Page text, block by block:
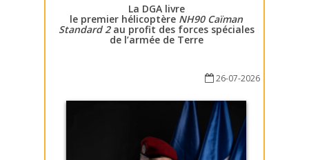
La DGA livre
le premier hélicoptère NH90 Caïman
Standard 2au profit des forces spéciales
de l’armée de Terre
26-07-2026